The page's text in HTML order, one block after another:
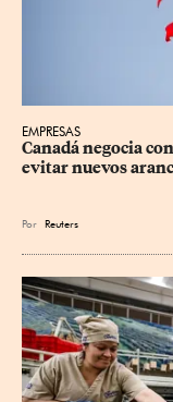
EMPRESAS
Canadá negocia
evitar nuevos
Por Reuters